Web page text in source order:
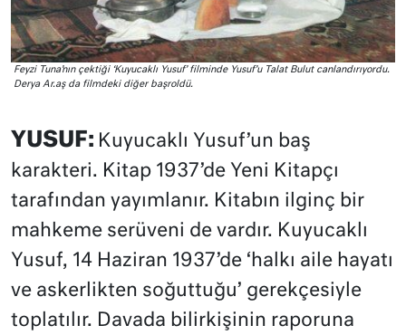
Feyzi Tuna’nın çektiği ‘Kuyucaklı Yusuf’ filminde Yusuf’u Talat Bulut canlandırıyordu.
Derya Ar.aş da filmdeki diğer başroldü.
YUSUF: Kuyucaklı Yusuf’un baş
karakteri. Kitap 1937’de Yeni Kitapçı
tarafından yayımlanır. Kitabın ilginç bir
mahkeme serüveni de vardır. Kuyucaklı
Yusuf, 14 Haziran 1937’de ‘halkı aile hayatı
ve askerlikten soğuttuğu’ gerekçesiyle
toplatılır. Davada bilirkişinin raporuna